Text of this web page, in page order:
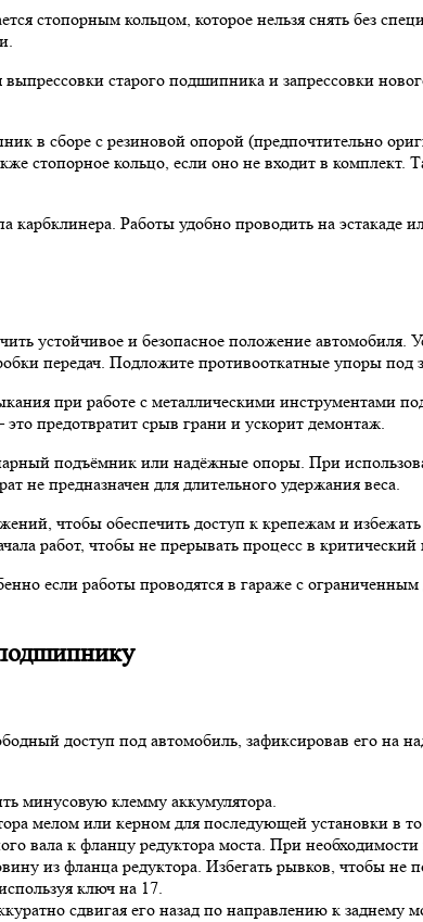
стопорным кольцом, которое нельзя снять без
старого подшипника и запрессовки
в сборе с резиновой опорой (предпочтительно
стопорное кольцо, если оно не входит в комплект.
карбклинера. Работы удобно проводить на
устойчивое и безопасное положение
передач. Подложите противооткатные упоры под
при работе с металлическими инструментами
предотвратит срыв грани и ускорит демонтаж.
подъёмник или надёжные опоры. При
не предназначен для длительного удержания веса.
чтобы обеспечить доступ к крепежам и
работ, чтобы не прерывать процесс в критический
если работы проводятся в гараже с
доступ под автомобиль, зафиксировав его на
минусовую клемму аккумулятора.
мелом или керном для последующей установки в
вала к фланцу редуктора моста. При
из фланца редуктора. Избегать рывков, чтобы не
ключ на 17.
сдвигая его назад по направлению к заднему